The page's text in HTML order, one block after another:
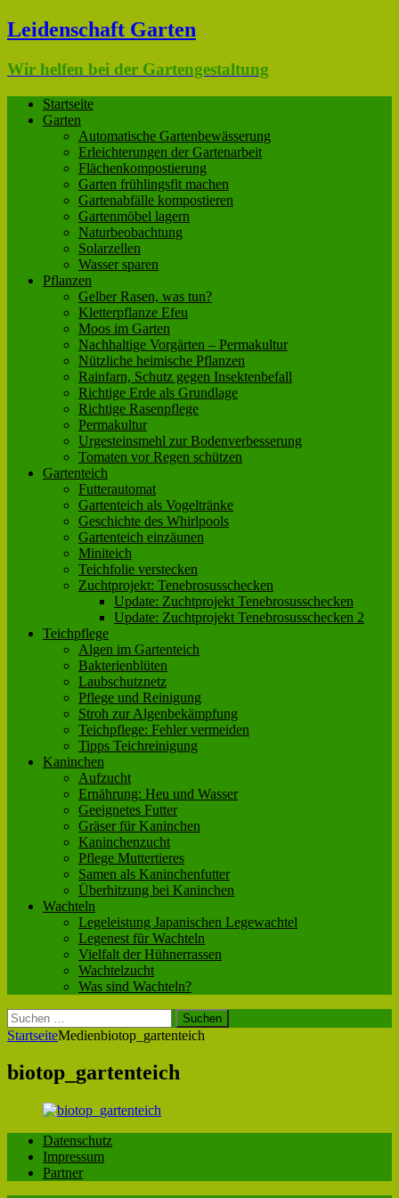
Leidenschaft Garten
Wir helfen bei der Gartengestaltung
Startseite
Garten
Automatische Gartenbewässerung
Erleichterungen der Gartenarbeit
Flächenkompostierung
Garten frühlingsfit machen
Gartenabfälle kompostieren
Gartenmöbel lagern
Naturbeobachtung
Solarzellen
Wasser sparen
Pflanzen
Gelber Rasen, was tun?
Kletterpflanze Efeu
Moos im Garten
Nachhaltige Vorgärten – Permakultur
Nützliche heimische Pflanzen
Rainfarn, Schutz gegen Insektenbefall
Richtige Erde als Grundlage
Richtige Rasenpflege
Permakultur
Urgesteinsmehl zur Bodenverbesserung
Tomaten vor Regen schützen
Gartenteich
Futterautomat
Gartenteich als Vogeltränke
Geschichte des Whirlpools
Gartenteich einzäunen
Miniteich
Teichfolie verstecken
Zuchtprojekt: Tenebrosusschecken
Update: Zuchtprojekt Tenebrosusschecken
Update: Zuchtprojekt Tenebrosusschecken 2
Teichpflege
Algen im Gartenteich
Bakterienblüten
Laubschutznetz
Pflege und Reinigung
Stroh zur Algenbekämpfung
Teichpflege: Fehler vermeiden
Tipps Teichreinigung
Kaninchen
Aufzucht
Ernährung: Heu und Wasser
Geeignetes Futter
Gräser für Kaninchen
Kaninchenzucht
Pflege Muttertieres
Samen als Kaninchenfutter
Überhitzung bei Kaninchen
Wachteln
Legeleistung Japanischen Legewachtel
Legenest für Wachteln
Vielfalt der Hühnerrassen
Wachtelzucht
Was sind Wachteln?
Suchen
nach:
StartseiteMedienbiotop_gartenteich
biotop_gartenteich
Datenschutz
Impressum
Partner